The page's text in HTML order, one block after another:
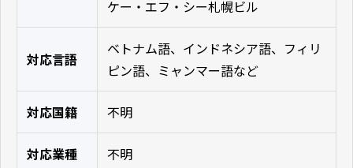
ケー・エフ・シー札幌ビル
対応言語
ベトナム語、インドネシア語、フィリ
ピン語、ミャンマー語など
対応国籍 不明
対応業種 不明